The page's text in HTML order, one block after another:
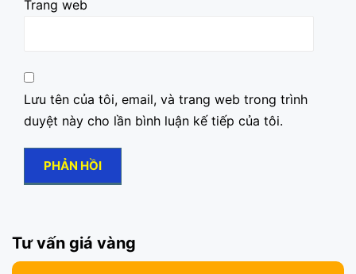
Trang web
Lưu tên của tôi, email, và trang web trong trình
duyệt này cho lần bình luận kế tiếp của tôi.
Tư vấn giá vàng